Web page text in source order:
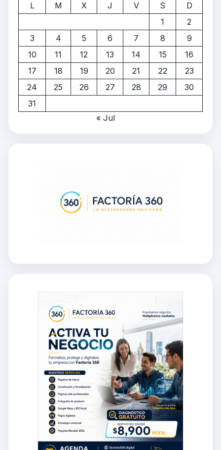
L
M X J V S
D
1
2
3
4 5 6 7 8
9
10
11 12 13 14 15
16
17
18 19 20 21 22
23
24
25 26 27 28 29
30
31
« Jul